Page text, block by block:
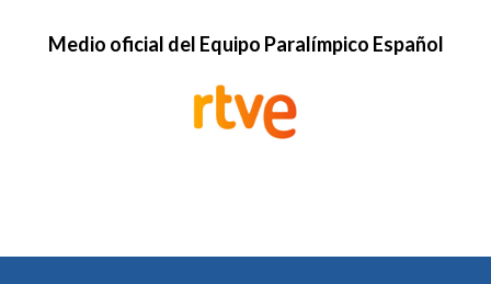
Medio oficial del Equipo Paralímpico Español